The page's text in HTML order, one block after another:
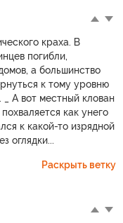
краха. В
погибли,
а большинство
к тому уровню
А вот местный клован
как унего
к какой-то изрядной
оглядки...
Раскрыть ветку